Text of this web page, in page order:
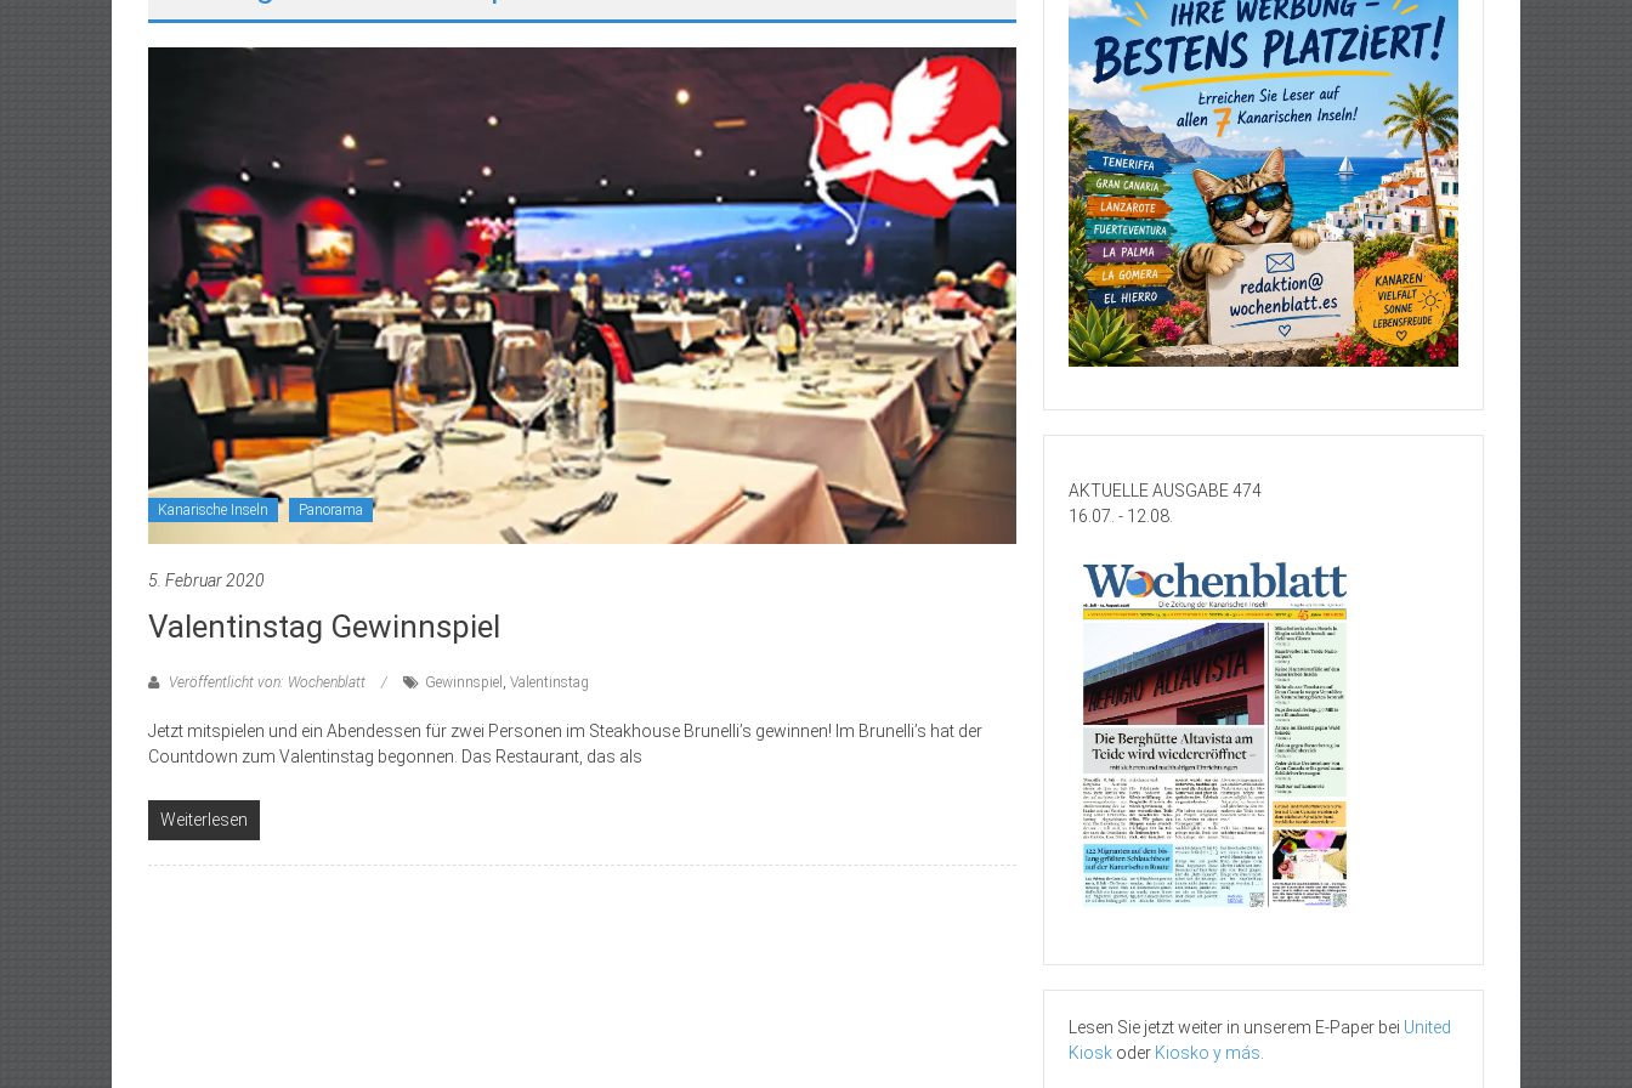
Kanarische Inseln Panorama
5. Februar 2020
Valentinstag Gewinnspiel
Veröffentlicht von: Wochenblatt Gewinnspiel Valentinstag
Jetzt mitspielen und ein Abendessen für zwei Personen im Steakhouse Brunelli’s gewinnen! Im Brunelli’s hat der
Countdown zum Valentinstag begonnen. Das Restaurant, das als
Weiterlesen
AKTUELLE AUSGABE 474
16.07. - 12.08.
Lesen Sie jetzt weiter in unserem E-Paper bei United
Kiosk oder Kiosko y más